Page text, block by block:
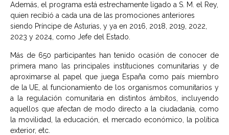
Además, el programa está estrechamente ligado a S. M. el Rey,
quien recibió a cada una de las promociones anteriores
siendo Príncipe de Asturias, y ya en 2016, 2018, 2019, 2022,
2023 y 2024, como Jefe del Estado.
Más de 650 participantes han tenido ocasión de conocer de
primera mano las principales instituciones comunitarias y de
aproximarse al papel que juega España como país miembro
de la UE, al funcionamiento de los organismos comunitarios y
a la regulación comunitaria en distintos ámbitos, incluyendo
aquellos que afectan de modo directo a la ciudadanía, como
la movilidad, la educación, el mercado económico, la política
exterior, etc.